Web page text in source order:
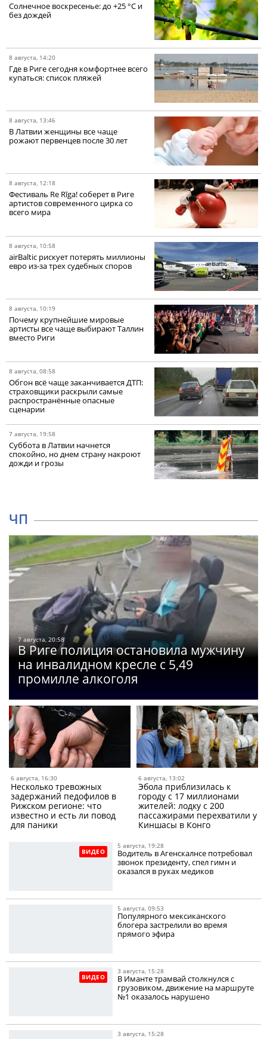
Солнечное воскресенье: до +25 °C и
без дождей
8 августа, 14:20
Где в Риге сегодня комфортнее всего
купаться: список пляжей
8 августа, 13:46
В Латвии женщины все чаще
рожают первенцев после 30 лет
8 августа, 12:18
Фестиваль Re Rīga! соберет в Риге
артистов современного цирка со
всего мира
8 августа, 10:58
airBaltic рискует потерять миллионы
евро из-за трех судебных споров
8 августа, 10:19
Почему крупнейшие мировые
артисты все чаще выбирают Таллин
вместо Риги
8 августа, 08:58
Обгон всё чаще заканчивается ДТП:
страховщики раскрыли самые
распространённые опасные
сценарии
7 августа, 19:58
Суббота в Латвии начнется
спокойно, но днем страну накроют
дожди и грозы
ЧП
7 августа, 20:58
В Риге полиция остановила мужчину
на инвалидном кресле с 5,49
промилле алкоголя
6 августа, 16:30
Несколько тревожных
задержаний педофилов в
Рижском регионе: что
известно и есть ли повод
для паники
6 августа, 13:02
Эбола приблизилась к
городу с 17 миллионами
жителей: лодку с 200
пассажирами перехватили у
Киншасы в Конго
ВИДЕО
5 августа, 19:28
Водитель в Агенскалнсе потребовал
звонок президенту, спел гимн и
оказался в руках медиков
5 августа, 09:53
Популярного мексиканского
блогера застрелили во время
прямого эфира
ВИДЕО
3 августа, 15:28
В Иманте трамвай столкнулся с
грузовиком, движение на маршруте
№1 оказалось нарушено
3 августа, 15:28